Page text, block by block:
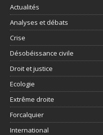
Actualités
Analyses et débats
Crise
Désobéissance civile
Droit et justice
Ecologie
Extrême droite
Forcalquier
International